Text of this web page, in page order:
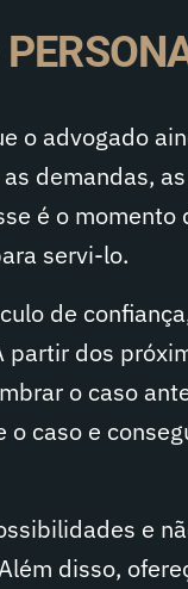
o advogado
demandas,
é o momento
servi-lo.
de
partir dos
o caso
caso e
e
disso,